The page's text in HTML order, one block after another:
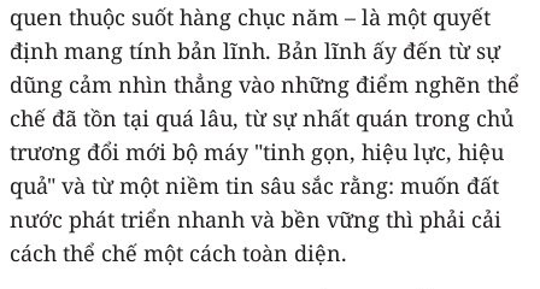
quen thuộc suốt hàng chục năm – là một quyết
định mang tính bản lĩnh. Bản lĩnh ấy đến từ sự
dũng cảm nhìn thẳng vào những điểm nghẽn thể
chế đã tồn tại quá lâu, từ sự nhất quán trong chủ
trương đổi mới bộ máy "tinh gọn, hiệu lực, hiệu
quả" và từ một niềm tin sâu sắc rằng: muốn đất
nước phát triển nhanh và bền vững thì phải cải
cách thể chế một cách toàn diện.